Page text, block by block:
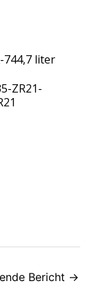
744,7 liter
ZR21-
Bericht →